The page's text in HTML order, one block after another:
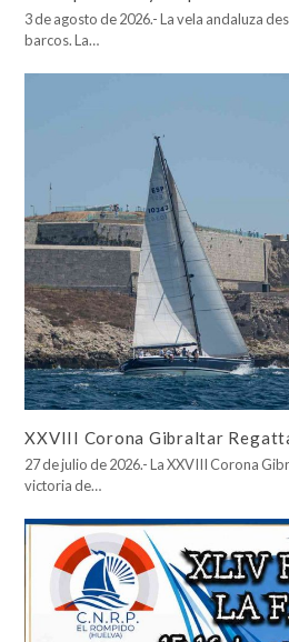
3 de agosto de 2026.- La vela andaluza
barcos. La…
XXVIII Corona Gibraltar
27 de julio de 2026.- La XXVIII Corona
victoria de…